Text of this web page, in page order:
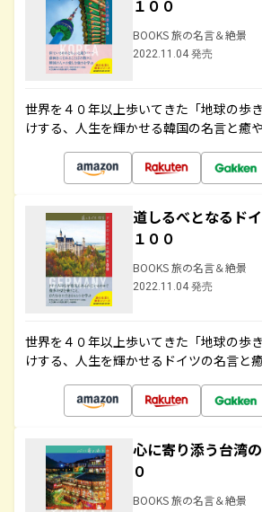
１００
BOOKS 旅の名言＆絶景
2022.11.04 発売
世界を４０年以上歩いてきた「地球の歩
けする、人生を輝かせる韓国の名言と癒
道しるべとなるド
１００
BOOKS 旅の名言＆絶景
2022.11.04 発売
世界を４０年以上歩いてきた「地球の歩
けする、人生を輝かせるドイツの名言と
心に寄り添う台湾
０
BOOKS 旅の名言＆絶景